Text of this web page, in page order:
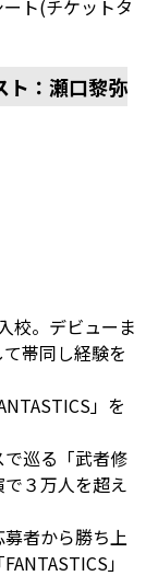
ト(チケットタ
：瀬口黎弥
校。デビューま
帯同し経験を
」を
巡る「武者修
３万人を超え
者から勝ち上
」